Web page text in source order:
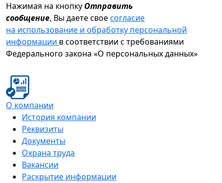
Нажимая на кнопку Отправить
сообщение, Вы даете своесогласие
на использование и обработку персональной
информации в соответствии с требованиями
Федерального закона «О персональных данных»
О компании
История компании
Реквизиты
Документы
Охрана труда
Вакансии
Раскрытие информации